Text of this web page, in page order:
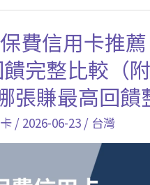
費信用卡推
完整比較（
張賺最高回饋
/ 2026-06-23 / 台灣